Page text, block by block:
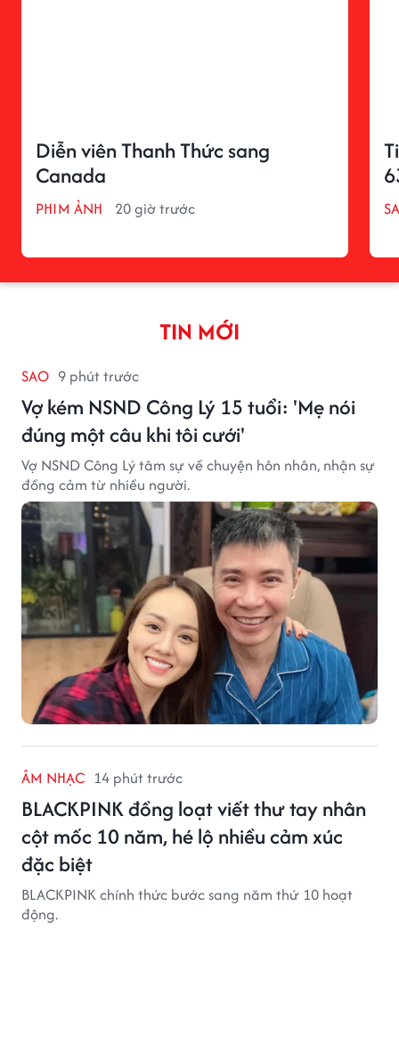
Diễn viên Thanh Thức sang
Canada
PHIM ẢNH 20 giờ trước
TIN MỚI
SAO 9 phút trước
Vợ kém NSND Công Lý 15 tuổi: 'Mẹ nói
đúng một câu khi tôi cưới'
Vợ NSND Công Lý tâm sự về chuyện hôn nhân, nhận sự
đồng cảm từ nhiều người.
ÂM NHẠC 14 phút trước
BLACKPINK đồng loạt viết thư tay nhân
cột mốc 10 năm, hé lộ nhiều cảm xúc
đặc biệt
BLACKPINK chính thức bước sang năm thứ 10 hoạt
động.